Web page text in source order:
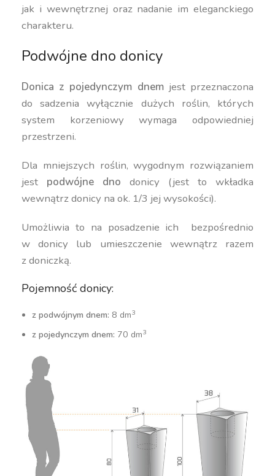
jak i wewnętrznej oraz nadanie im eleganckiego
charakteru.
Podwójne dno donicy
Donica z pojedynczym dnemjest przeznaczona
do sadzenia wyłącznie dużych roślin, których
system korzeniowy wymaga odpowiedniej
przestrzeni.
Dla mniejszych roślin, wygodnym rozwiązaniem
jest podwójne dno donicy (jest to wkładka
wewnątrz donicy na ok. 1/3 jej wysokości).
Umożliwia to na posadzenie ich bezpośrednio
w donicy lub umieszczenie wewnątrz razem
z doniczką.
Pojemność donicy:
z podwójnym dnem: 8 dm3
z pojedynczym dnem: 70 dm3